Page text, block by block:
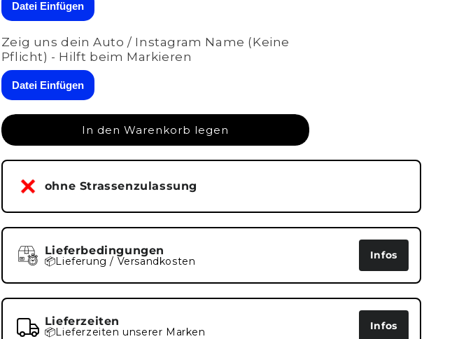
GT3
RS
(992)
|
A-
001-
015.1
GT3
RS
(992)
|
A-
001-
015.1
Datei Einfügen
Zeig uns dein Auto / Instagram Name (Keine
Pflicht) - Hilft beim Markieren
Datei Einfügen
In den Warenkorb legen
ohne Strassenzulassung
Lieferbedingungen
📦Lieferung / Versandkosten Infos
Lieferzeiten
📦Lieferzeiten unserer Marken Infos